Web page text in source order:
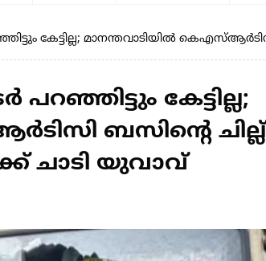
കേട്ടില്ല; മാനന്തവാടിയിൽ
കേട്ടില്ല;
ബസിന്റെ
ചാടി യുവാവ്